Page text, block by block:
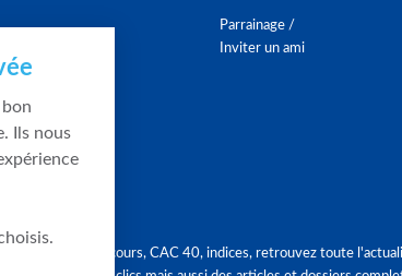
Parrainage /
Inviter un ami
Graphique, cours, CAC 40, indices, retrouvez toute
Ils nous